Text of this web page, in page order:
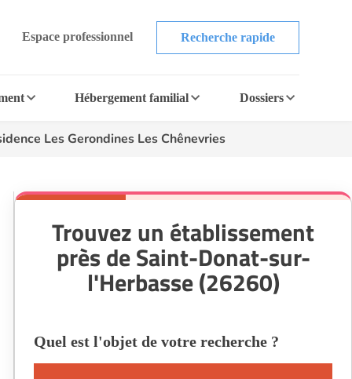
Espace professionnel Recherche rapide
Hébergement familial Dossiers
Les Gerondines Les Chênevries
Trouvez un établissement
près de Saint-Donat-sur-
l'Herbasse (26260)
Quel est l'objet de votre recherche ?